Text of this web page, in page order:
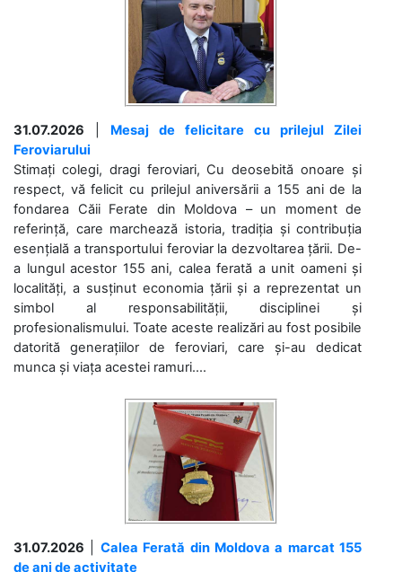
31.07.2026
Mesaj de felicitare cu prilejul Zilei
Feroviarului
Stimați colegi, dragi feroviari, Cu deosebită onoare și
respect, vă felicit cu prilejul aniversării a 155 ani de la
fondarea Căii Ferate din Moldova – un moment de
referință, care marchează istoria, tradiția și contribuția
esențială a transportului feroviar la dezvoltarea țării. De-
a lungul acestor 155 ani, calea ferată a unit oameni și
localități, a susținut economia țării și a reprezentat un
simbol al responsabilității, disciplinei și
profesionalismului. Toate aceste realizări au fost posibile
datorită generațiilor de feroviari, care și-au dedicat
munca și viața acestei ramuri....
31.07.2026
Calea Ferată din Moldova a marcat 155
de ani de activitate